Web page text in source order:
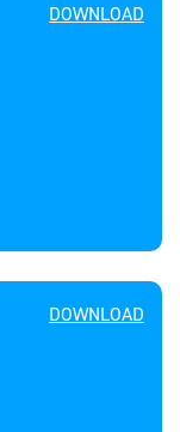
DOWNLOAD
DOWNLOAD